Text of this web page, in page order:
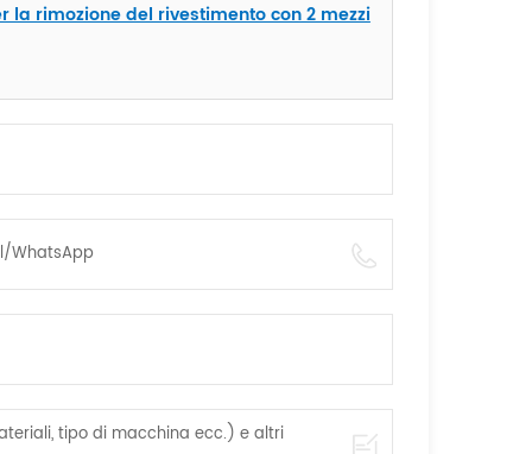
la rimozione del rivestimento con 2 mezzi